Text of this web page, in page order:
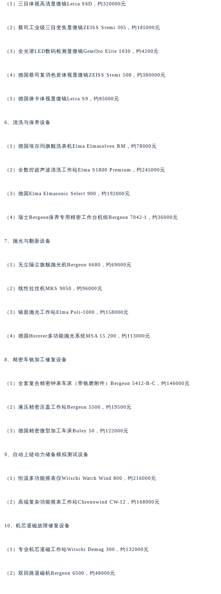
（1）三目体视高清显微镜Leica S6D，约320000元
（2）蔡司工业级三目变焦显微镜ZEISS Stemi 305，约185000元
（3）全光谱LED数码检测显微镜GemOro Elite 1030，约4200元
（4）德国蔡司复消色差体视显微镜ZEISS Stemi 508，约380000元
（5）德国徕卡体视显微镜Leica S9，约85000元
6、清洗与保养设备
（1）德国埃尔玛旗舰洗表机Elma Elmasolvex RM，约78000元
（2）全数控超声波清洗工作站Elma S1800 Premium，约245000元
（3）德国Elma Elmasonic Select 900，约192000元
（4）瑞士Bergeon保养专用精密工作台机组Bergeon 7042-1，约36000元
7、抛光与翻新设备
（1）无尘隔尘旗舰抛光机Bergeon 6680，约69000元
（2）线性拉丝机MKS 9050，约96000元
（3）镜面抛光工作站Elma Poli-1000，约158000元
（4）德国Horotec多功能抛光系统MSA 15.200，约113000元
8、精密车铣加工修复设备
（1）全套复合精密钟表车床（带铣磨附件）Bergeon 5412-B-C，约146000元
（2）液压精密压盖工作站Bergeon 5500，约19500元
（3）德国精密微型加工车床Boley 50，约122000元
9、自动上链动力储备模拟测试设备
（1）恒温多功能摇表仪Witschi Watch Wind 800，约216000元
（2）高端复杂功能摇表工作站Chronowind CW-12，约168000元
10、机芯退磁故障修复设备
（1）专业机芯退磁工作站Witschi Demag 300，约132000元
（2）双回路退磁机Bergeon 6500，约48000元